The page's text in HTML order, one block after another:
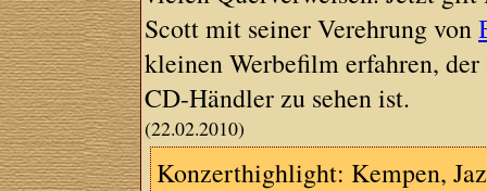
Scott mit seiner Verehrung von
kleinen Werbefilm erfahren,
CD-Händler zu sehen ist.
(22.02.2010)
Konzerthighlight: Kempen,